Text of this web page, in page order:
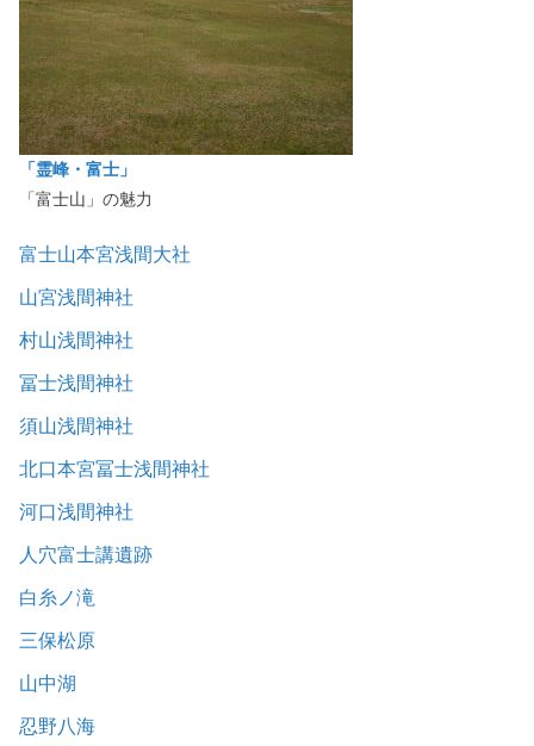
「霊峰・富士」
「富士山」の魅力
富士山本宮浅間大社
山宮浅間神社
村山浅間神社
冨士浅間神社
須山浅間神社
北口本宮冨士浅間神社
河口浅間神社
人穴富士講遺跡
白糸ノ滝
三保松原
山中湖
忍野八海